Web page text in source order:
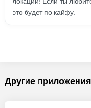
это будет по кайфу.
Другие приложения